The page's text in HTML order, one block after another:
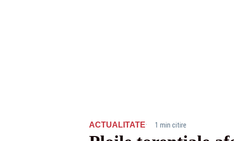
ACTUALITATE· 1 min citire